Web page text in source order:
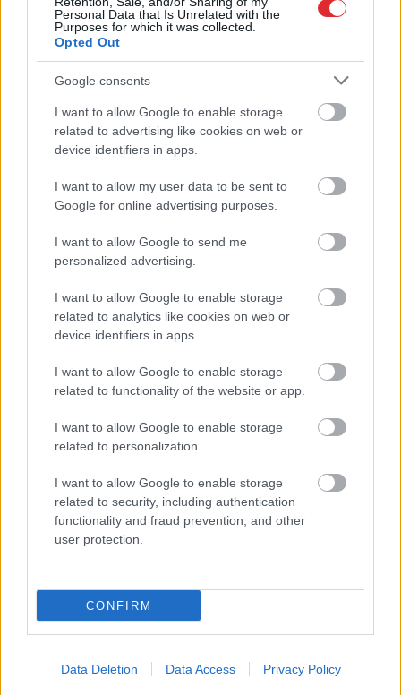
Personal Data that Is Unrelated with the
Purposes for which it was collected.
Opted Out
Google consents
I want to allow Google to enable storage
related to advertising like cookies on web or
device identifiers in apps.
I want to allow my user data to be sent to
Google for online advertising purposes.
I want to allow Google to send me
personalized advertising.
I want to allow Google to enable storage
related to analytics like cookies on web or
device identifiers in apps.
I want to allow Google to enable storage
related to functionality of the website or app.
I want to allow Google to enable storage
related to personalization.
I want to allow Google to enable storage
related to security, including authentication
functionality and fraud prevention, and other
user protection.
CONFIRM
Data Deletion Data Access Privacy Policy
Kartupeļuhoroskops:
ko par tevi liecina tavs
ēdiens?
“K2Ventum” vēja parka
gremdēšana liek domāt
par nedrošu valsti
Atcelt Ziņot